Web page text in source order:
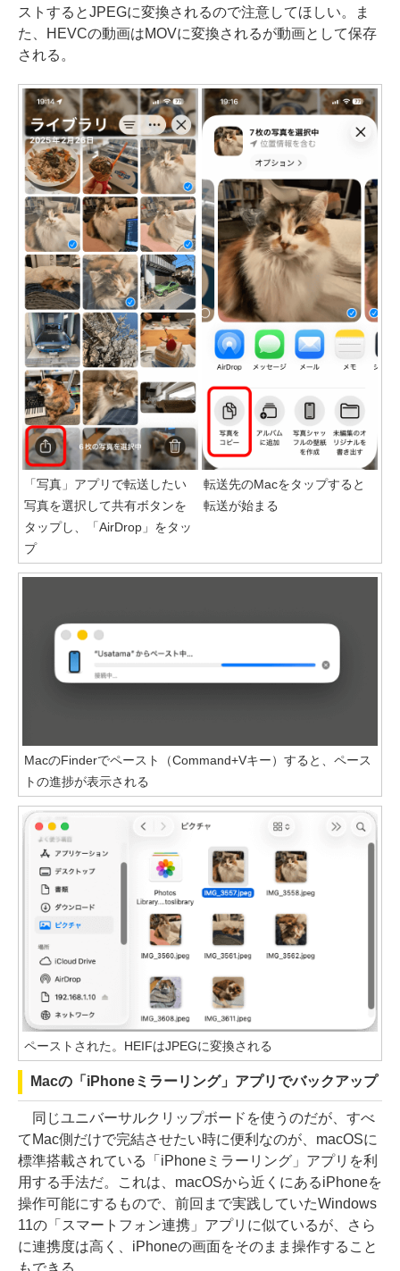
ストするとJPEGに変換されるので注意してほしい。ま
た、HEVCの動画はMOVに変換されるが動画として保存
される。
「写真」アプリで転送したい
写真を選択して共有ボタンを
タップし、「AirDrop」をタッ
プ
転送先のMacをタップすると
転送が始まる
MacのFinderでペースト（Command+Vキー）すると、ペース
トの進捗が表示される
ペーストされた。HEIFはJPEGに変換される
Macの「iPhoneミラーリング」アプリでバックアップ
同じユニバーサルクリップボードを使うのだが、すべ
てMac側だけで完結させたい時に便利なのが、macOSに
標準搭載されている「iPhoneミラーリング」アプリを利
用する手法だ。これは、macOSから近くにあるiPhoneを
操作可能にするもので、前回まで実践していたWindows
11の「スマートフォン連携」アプリに似ているが、さら
に連携度は高く、iPhoneの画面をそのまま操作すること